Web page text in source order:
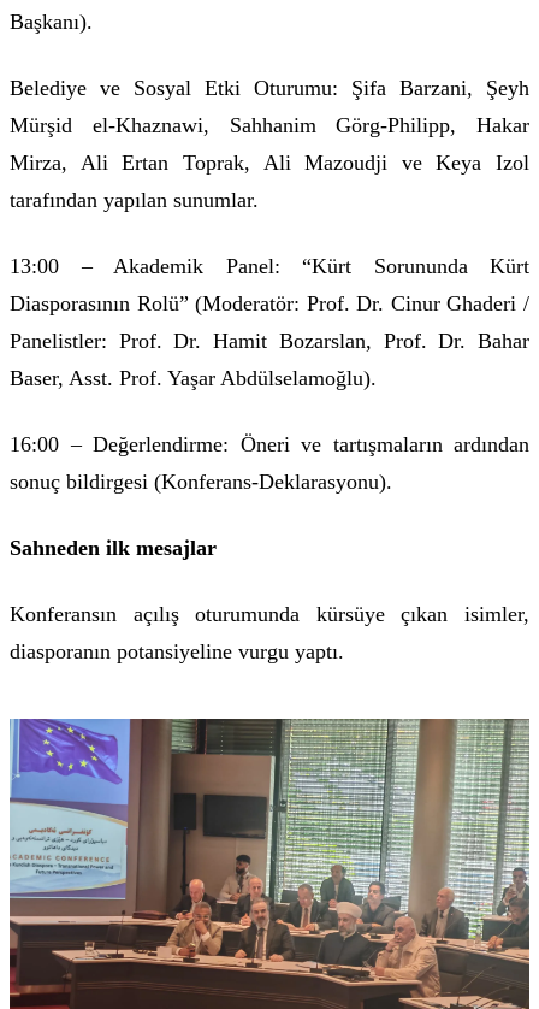
Başkanı).
Belediye ve Sosyal Etki Oturumu: Şifa Barzani, Şeyh
Mürşid el-Khaznawi, Sahhanim Görg-Philipp, Hakar
Mirza, Ali Ertan Toprak, Ali Mazoudji ve Keya Izol
tarafından yapılan sunumlar.
13:00 – Akademik Panel: “Kürt Sorununda Kürt
Diasporasının Rolü” (Moderatör: Prof. Dr. Cinur Ghaderi /
Panelistler: Prof. Dr. Hamit Bozarslan, Prof. Dr. Bahar
Baser, Asst. Prof. Yaşar Abdülselamoğlu).
16:00 – Değerlendirme: Öneri ve tartışmaların ardından
sonuç bildirgesi (Konferans-Deklarasyonu).
Sahneden ilk mesajlar
Konferansın açılış oturumunda kürsüye çıkan isimler,
diasporanın potansiyeline vurgu yaptı.